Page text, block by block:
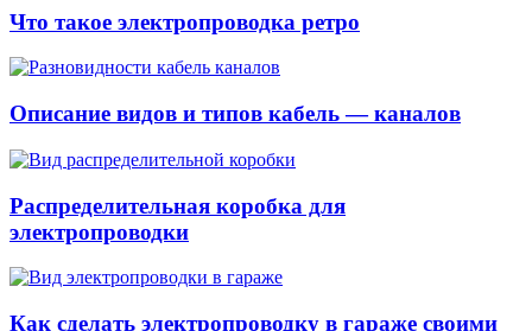
Что такое электропроводка ретро
Описание видов и типов кабель — каналов
Распределительная коробка для
электропроводки
Как сделать электропроводку в гараже своими